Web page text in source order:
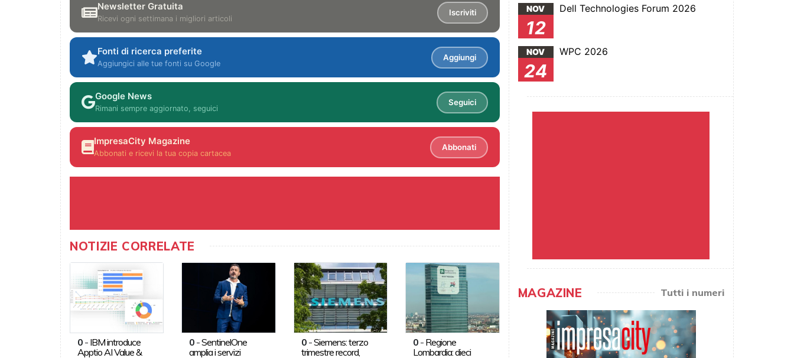
Newsletter Gratuita
Ricevi ogni settimana i migliori articoli
Iscriviti
Fonti di ricerca preferite
Aggiungici alle tue fonti su Google
Aggiungi
Google News
Rimani sempre aggiornato, seguici
Seguici
ImpresaCity Magazine
Abbonati e ricevi la tua copia cartacea
Abbonati
NOTIZIE CORRELATE
0- IBM introduce
Apptio AI Value &
0 -SentinelOne
amplia i servizi
0-Siemens: terzo
trimestre record,
0 - Regione
Lombardia: dieci
NOV
12
Dell Technologies Forum 2026
NOV
24
WPC 2026
MAGAZINE Tutti i numeri